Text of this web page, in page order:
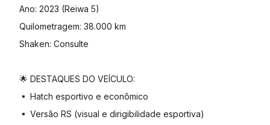
Ano: 2023 (Reiwa 5)
Quilometragem: 38.000 km
Shaken: Consulte
🌟 DESTAQUES DO VEÍCULO:
▪️ Hatch esportivo e econômico
▪️ Versão RS (visual e dirigibilidade esportiva)